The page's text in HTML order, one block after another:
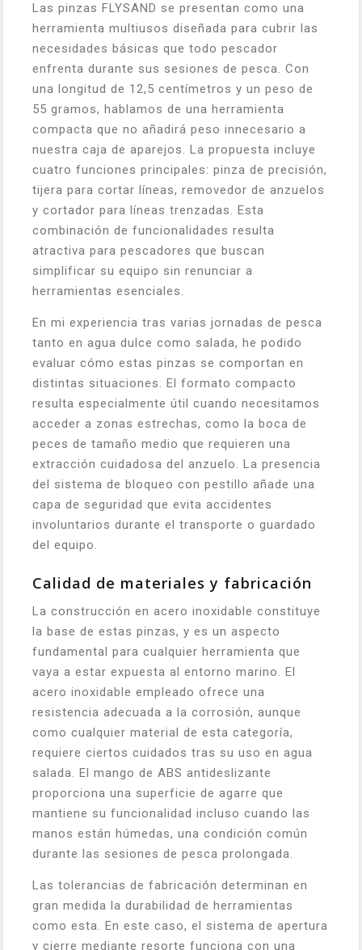
Las pinzas FLYSAND se presentan como una
herramienta multiusos diseñada para cubrir las
necesidades básicas que todo pescador
enfrenta durante sus sesiones de pesca. Con
una longitud de 12,5 centímetros y un peso de
55 gramos, hablamos de una herramienta
compacta que no añadirá peso innecesario a
nuestra caja de aparejos. La propuesta incluye
cuatro funciones principales: pinza de precisión,
tijera para cortar líneas, removedor de anzuelos
y cortador para líneas trenzadas. Esta
combinación de funcionalidades resulta
atractiva para pescadores que buscan
simplificar su equipo sin renunciar a
herramientas esenciales.
En mi experiencia tras varias jornadas de pesca
tanto en agua dulce como salada, he podido
evaluar cómo estas pinzas se comportan en
distintas situaciones. El formato compacto
resulta especialmente útil cuando necesitamos
acceder a zonas estrechas, como la boca de
peces de tamaño medio que requieren una
extracción cuidadosa del anzuelo. La presencia
del sistema de bloqueo con pestillo añade una
capa de seguridad que evita accidentes
involuntarios durante el transporte o guardado
del equipo.
Calidad de materiales y fabricación
La construcción en acero inoxidable constituye
la base de estas pinzas, y es un aspecto
fundamental para cualquier herramienta que
vaya a estar expuesta al entorno marino. El
acero inoxidable empleado ofrece una
resistencia adecuada a la corrosión, aunque
como cualquier material de esta categoría,
requiere ciertos cuidados tras su uso en agua
salada. El mango de ABS antideslizante
proporciona una superficie de agarre que
mantiene su funcionalidad incluso cuando las
manos están húmedas, una condición común
durante las sesiones de pesca prolongada.
Las tolerancias de fabricación determinan en
gran medida la durabilidad de herramientas
como esta. En este caso, el sistema de apertura
y cierre mediante resorte funciona con una